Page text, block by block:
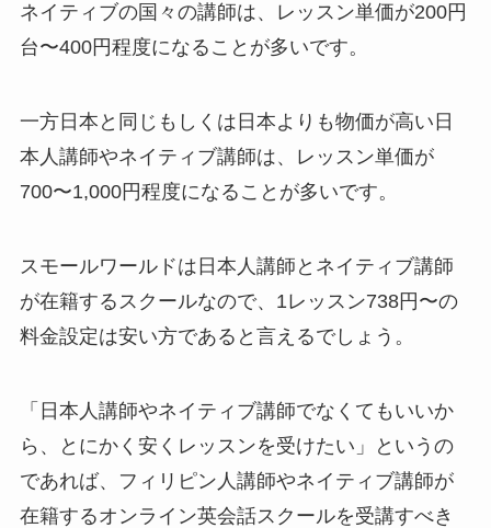
ネイティブの国々の講師は、レッスン単価が200円
台〜400円程度になることが多いです。
一方日本と同じもしくは日本よりも物価が高い日
本人講師やネイティブ講師は、レッスン単価が
700〜1,000円程度になることが多いです。
スモールワールドは日本人講師とネイティブ講師
が在籍するスクールなので、1レッスン738円〜の
料金設定は安い方であると言えるでしょう。
「日本人講師やネイティブ講師でなくてもいいか
ら、とにかく安くレッスンを受けたい」というの
であれば、フィリピン人講師やネイティブ講師が
在籍するオンライン英会話スクールを受講すべき